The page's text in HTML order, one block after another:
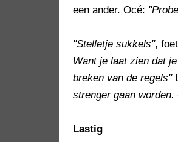
een ander. Océ:
"Stelletje sukkels",
Want je laat zien dat
breken van de regels"
strenger gaan
Lastig